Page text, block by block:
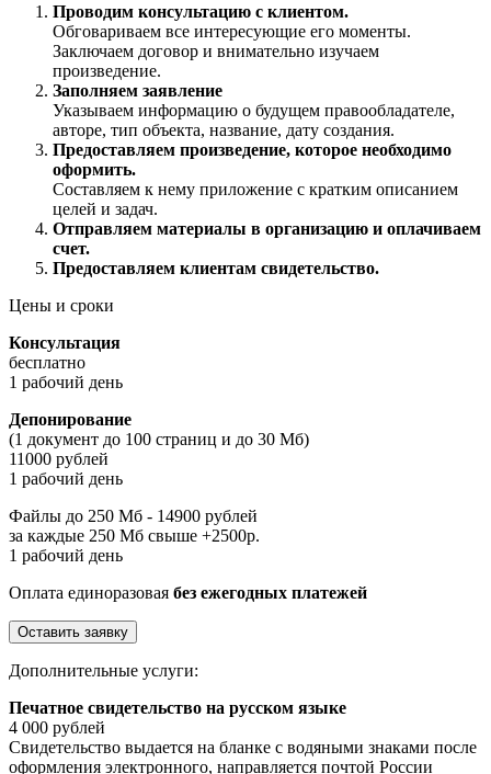
Проводим консультацию с клиентом.
Обговариваем все интересующие его моменты.
Заключаем договор и внимательно изучаем
произведение.
Заполняем заявление
Указываем информацию о будущем правообладателе,
авторе, тип объекта, название, дату создания.
Предоставляем произведение, которое необходимо
оформить.
Составляем к нему приложение с кратким описанием
целей и задач.
Отправляем материалы в организацию и оплачиваем
счет.
Предоставляем клиентам свидетельство.
Цены и сроки
Консультация
бесплатно
1 рабочий день
Депонирование
(1 документ до 100 страниц и до 30 Мб)
11000 рублей
1 рабочий день
Файлы до 250 Мб - 14900 рублей
за каждые 250 Мб свыше +2500р.
1 рабочий день
Оплата единоразовая без ежегодных платежей
Оставить заявку
Дополнительные услуги:
Печатное свидетельство на русском языке
4 000 рублей
Свидетельство выдается на бланке с водяными знаками после
оформления электронного, направляется почтой России